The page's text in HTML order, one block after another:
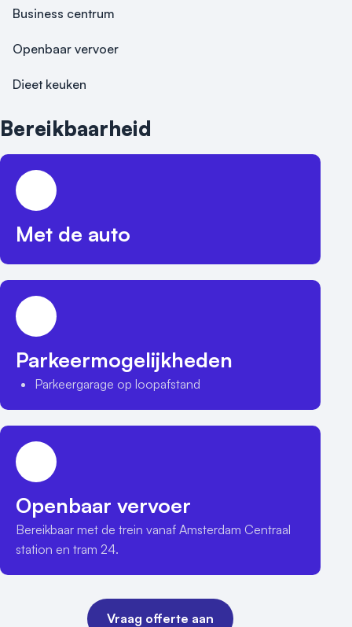
Business centrum
Openbaar vervoer
Dieet keuken
Bereikbaarheid
Met de auto
Parkeermogelijkheden
Parkeergarage op loopafstand
Openbaar vervoer
Bereikbaar met de trein vanaf Amsterdam Centraal
station en tram 24.
Vraag offerte aan